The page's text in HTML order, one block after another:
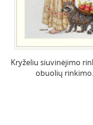
Kryželiu siuvinėjimo
obuolių